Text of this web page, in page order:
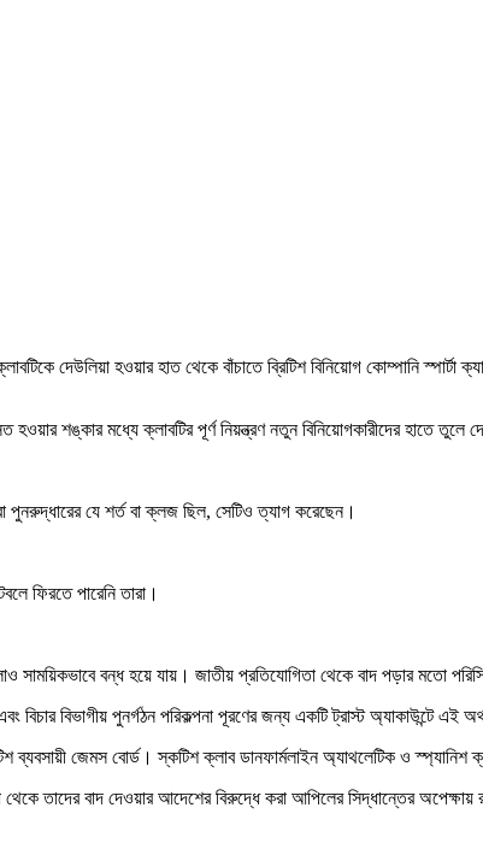
দেউলিয়া হওয়ার হাত থেকে বাঁচাতে ব্রিটিশ বিনিয়োগ কোম্পানি স্পার্টা
শঙ্কার মধ্যে ক্লাবটির পূর্ণ নিয়ন্ত্রণ নতুন বিনিয়োগকারীদের হাতে তুলে
পুনরুদ্ধারের যে শর্ত বা ক্লজ ছিল, সেটিও ত্যাগ করেছেন।
ফিরতে পারেনি তারা।
সাময়িকভাবে বন্ধ হয়ে যায়। জাতীয় প্রতিযোগিতা থেকে বাদ পড়ার মতো
বিভাগীয় পুনর্গঠন পরিকল্পনা পূরণের জন্য একটি ট্রাস্ট অ্যাকাউন্টে এই
ব্যবসায়ী জেমস বোর্ড। স্কটিশ ক্লাব ডানফার্মলাইন অ্যাথলেটিক ও
তাদের বাদ দেওয়ার আদেশের বিরুদ্ধে করা আপিলের সিদ্ধান্তের